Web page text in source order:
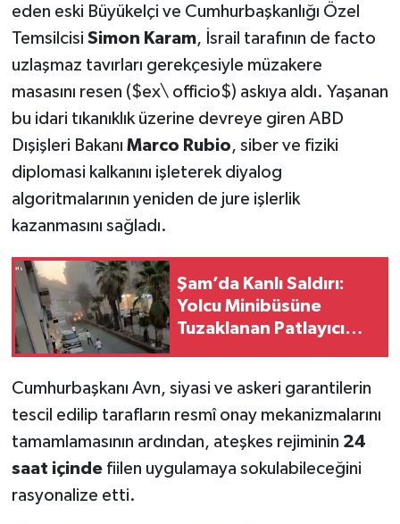
eden eski Büyükelçi ve Cumhurbaşkanlığı Özel
Temsilcisi Simon Karam, İsrail tarafının de facto
uzlaşmaz tavırları gerekçesiyle müzakere
masasını resen ($ex\ officio$) askıya aldı. Yaşanan
bu idari tıkanıklık üzerine devreye giren ABD
Dışişleri Bakanı Marco Rubio, siber ve fiziki
diplomasi kalkanını işleterek diyalog
algoritmalarının yeniden de jure işlerlik
kazanmasını sağladı.
Şam’da Kanlı Saldırı:
Yolcu Minibüsüne
Tuzaklanan Patlayıcı
Cumhurbaşkanı Avn, siyasi ve askeri garantilerin
tescil edilip tarafların resmî onay mekanizmalarını
tamamlamasının ardından, ateşkes rejiminin 24
saat içindefiilen uygulamaya sokulabileceğini
rasyonalize etti.